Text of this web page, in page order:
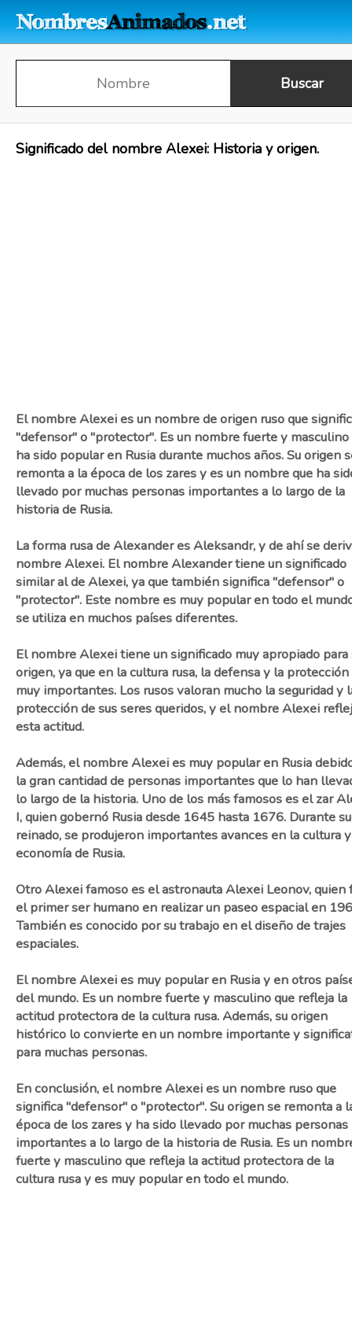
Significado del nombre Alexei: Historia y origen.
El nombre Alexei es un nombre de origen ruso que
"defensor" o "protector". Es un nombre fuerte y masculino
ha sido popular en Rusia durante muchos años. Su origen
remonta a la época de los zares y es un nombre que ha
llevado por muchas personas importantes a lo largo de la
historia de Rusia.
La forma rusa de Alexander es Aleksandr, y de ahí se
nombre Alexei. El nombre Alexander tiene un significado
similar al de Alexei, ya que también significa "defensor" o
"protector". Este nombre es muy popular en todo el
se utiliza en muchos países diferentes.
El nombre Alexei tiene un significado muy apropiado para
origen, ya que en la cultura rusa, la defensa y la
muy importantes. Los rusos valoran mucho la seguridad y
protección de sus seres queridos, y el nombre Alexei
esta actitud.
Además, el nombre Alexei es muy popular en Rusia
la gran cantidad de personas importantes que lo han
lo largo de la historia. Uno de los más famosos es el zar
I, quien gobernó Rusia desde 1645 hasta 1676. Durante su
reinado, se produjeron importantes avances en la cultura
economía de Rusia.
Otro Alexei famoso es el astronauta Alexei Leonov, quien
el primer ser humano en realizar un paseo espacial en
También es conocido por su trabajo en el diseño de trajes
espaciales.
El nombre Alexei es muy popular en Rusia y en otros
del mundo. Es un nombre fuerte y masculino que refleja la
actitud protectora de la cultura rusa. Además, su origen
histórico lo convierte en un nombre importante y
para muchas personas.
En conclusión, el nombre Alexei es un nombre ruso que
significa "defensor" o "protector". Su origen se remonta a
época de los zares y ha sido llevado por muchas personas
importantes a lo largo de la historia de Rusia. Es un
fuerte y masculino que refleja la actitud protectora de la
cultura rusa y es muy popular en todo el mundo.